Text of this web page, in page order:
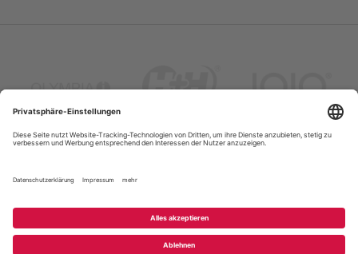
Datenschutz FAQ